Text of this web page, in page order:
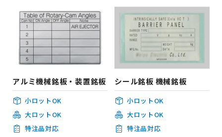
アルミ機械銘板・装置銘板
小ロットOK
大ロットOK
特注品対応
シール銘板 機械銘板
小ロットOK
大ロットOK
特注品対応